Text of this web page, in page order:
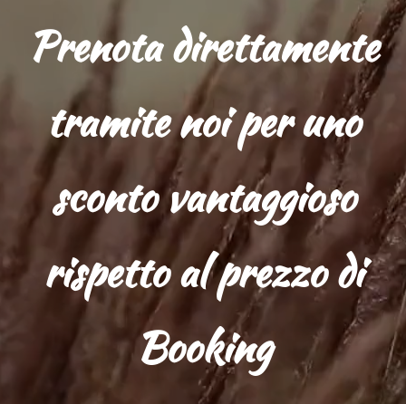
Prenota direttamente
tramite noi per uno
sconto vantaggioso
rispetto al prezzo di
Booking